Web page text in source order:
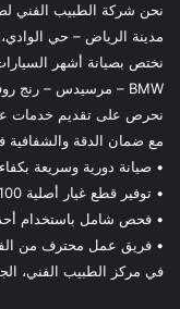
نحن شركة الطبيب الفني
مدينة الرياض – حي الوادي، مخرج 6، داخل
نختص بصيانة أشهر
BMW – مرسيدس – رنج روفر – بورشه – أودي
نحرص على تقديم خدمات
مع ضمان الدقة
• صيانة دورية وسريعة
• توفير قطع غيار أصلية 100%
• فحص شامل باستخدام
• فريق عمل محترف من
في مركز الطبيب الفني،